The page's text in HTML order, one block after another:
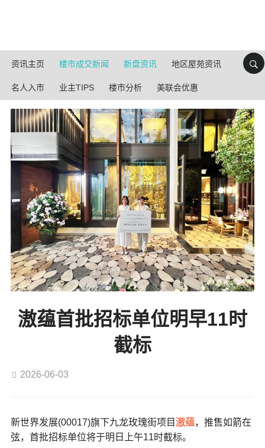
资讯主页 楼市成交新闻 新盘资讯 地区屋苑资讯
名人入市 业主TIPS 楼市分析 美联会优惠
滶蕴首批招标单位明早11时
截标
2026-06-03
新世界发展(00017)旗下九龙玫瑰街项目滶蕴，推售如箭在
弦，首批招标单位将于明日上午11时截标。